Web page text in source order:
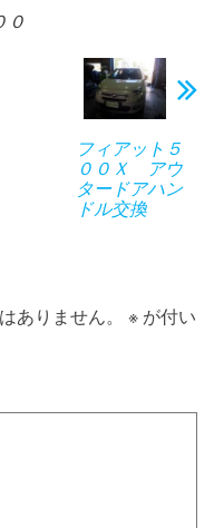
０
フィアット５
００Ｘ アウ
タードアハン
ドル交換
ありません。 ※ が付い